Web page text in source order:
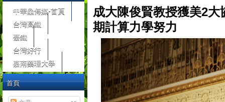
成大陳俊賢教授獲美2
期計算力學努力
中華鱻傳媒-首頁
台灣高鐵
臺鐵
台灣好行
嘉南藥理大學
首頁